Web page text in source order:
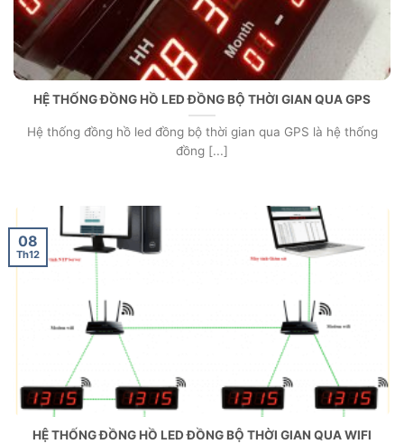
HỆ THỐNG ĐỒNG HỒ LED ĐỒNG BỘ THỜI GIAN QUA GPS
Hệ thống đồng hồ led đồng bộ thời gian qua GPS là hệ thống
đồng [...]
HỆ THỐNG ĐỒNG HỒ LED ĐỒNG BỘ THỜI GIAN QUA WIFI
08
Th12